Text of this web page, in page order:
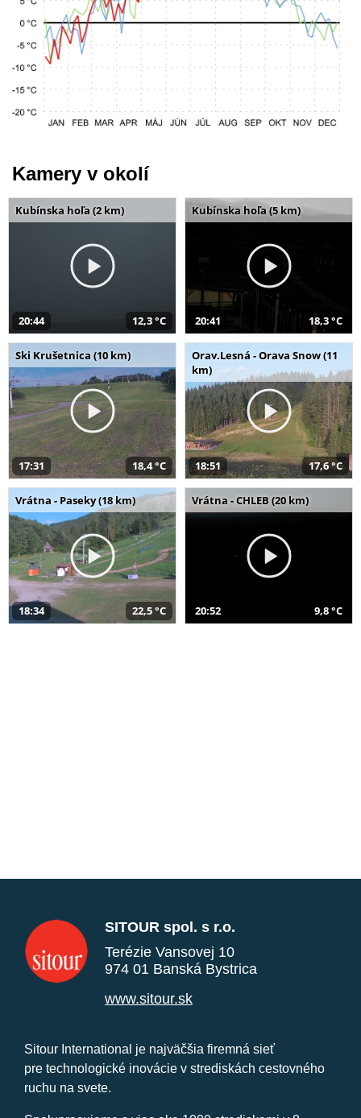
Kamery v okolí
Kubínska hoľa (2 km)
20:44 12,3 °C
Kubínska hoľa (5 km)
20:41 18,3 °C
Ski Krušetnica (10 km)
17:31 18,4 °C
Orav.Lesná - Orava Snow (11
km)
18:51 17,6 °C
Vrátna - Paseky (18 km)
18:34 22,5 °C
Vrátna - CHLEB (20 km)
20:52 9,8 °C
SITOUR spol. s r.o.
Terézie Vansovej 10
974 01 Banská Bystrica
www.sitour.sk
Sitour International je najväčšia firemná sieť
pre technologické inovácie v strediskách cestovného
ruchu na svete.